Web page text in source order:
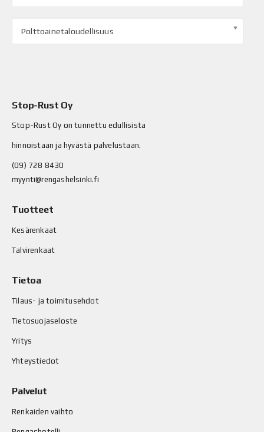
Polttoainetaloudellisuus
Stop-Rust Oy
Stop-Rust Oy on tunnettu edullisista
hinnoistaan ja hyvästä palvelustaan.
(09) 728 8430
myynti@rengashelsinki.fi
Tuotteet
Kesärenkaat
Talvirenkaat
Tietoa
Tilaus- ja toimitusehdot
Tietosuojaseloste
Yritys
Yhteystiedot
Palvelut
Renkaiden vaihto